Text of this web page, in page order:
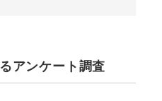
アンケート調査